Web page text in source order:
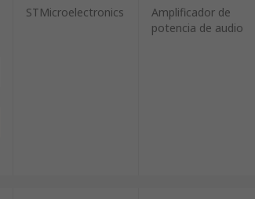
STMicroelectronics
Amplificador de
potencia de audio